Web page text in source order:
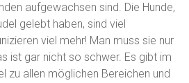
aufgewachsen sind. Die Hunde,
gelebt haben, sind viel
viel mehr! Man muss sie nur
ist gar nicht so schwer. Es gibt im
zu allen möglichen Bereichen und